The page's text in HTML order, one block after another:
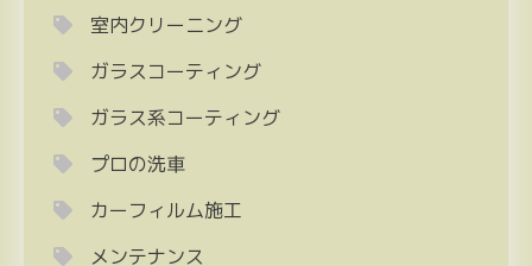
室内クリーニング
ガラスコーティング
ガラス系コーティング
プロの洗車
カーフィルム施工
メンテナンス